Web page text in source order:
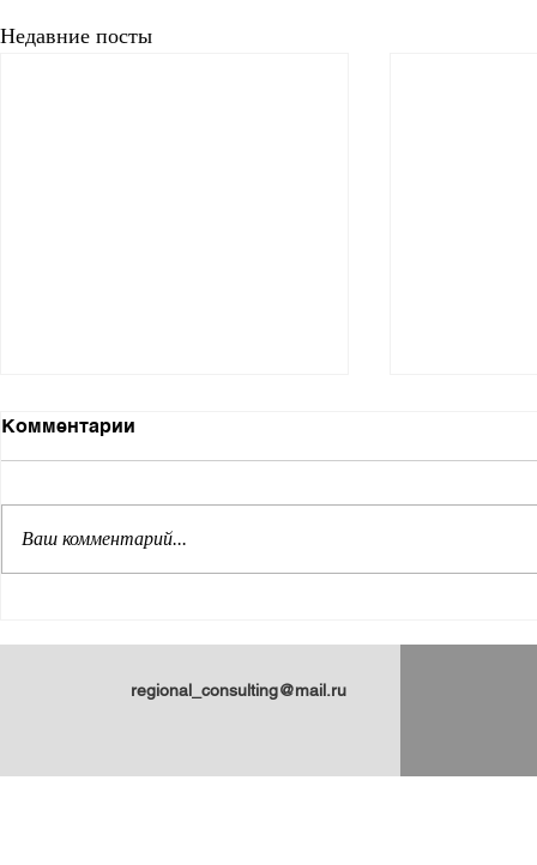
Недавние посты
Замятиной для
Комментарии
Ваш комментарий...
regional_consulting@mail.ru